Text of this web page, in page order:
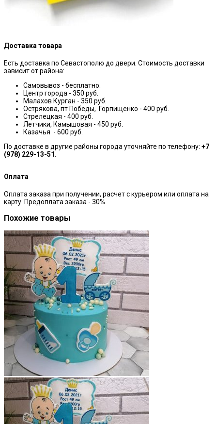
Доставка товара
Есть доставка по Севастополю до двери. Стоимость доставки
зависит от района:
Самовывоз - бесплатно.
Центр города - 350 руб.
Малахов Курган - 350 руб.
Острякова, пт Победы, Горпищенко - 400 руб.
Стрелецкая - 400 руб.
Летчики, Камышовая - 450 руб.
Казачья - 600 руб.
По доставке в другие районы города уточняйте по телефону: +7
(978) 229-13-51.
Оплата
Оплата заказа при получении, расчет с курьером или оплата на
карту. Предоплата заказа - 30%.
Похожие товары